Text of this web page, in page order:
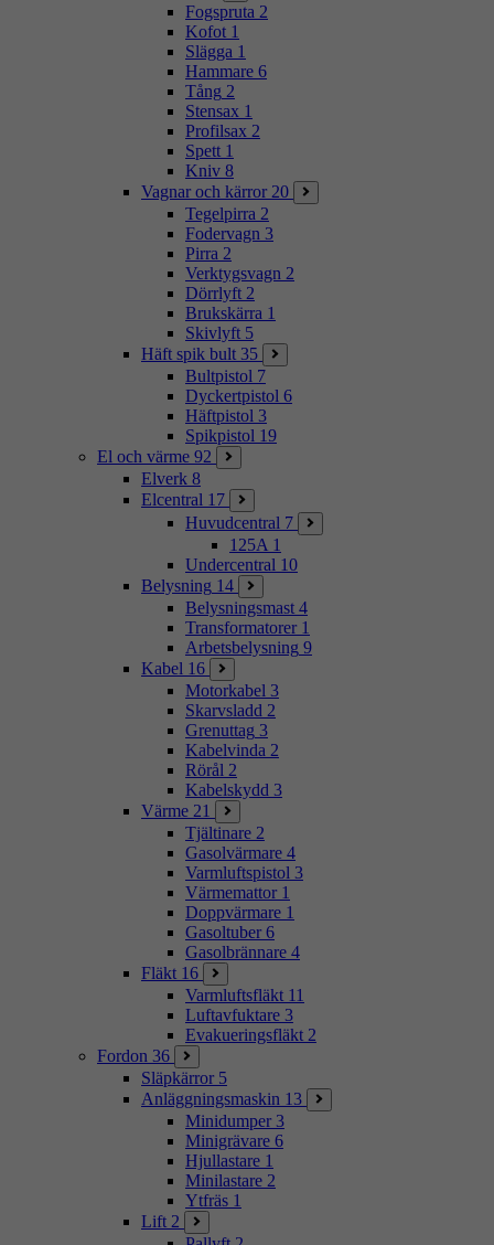
Fogspruta 2
Kofot 1
Slägga 1
Hammare 6
Tång 2
Stensax 1
Profilsax 2
Spett 1
Kniv 8
Vagnar och kärror 20
Tegelpirra 2
Fodervagn 3
Pirra 2
Verktygsvagn 2
Dörrlyft 2
Brukskärra 1
Skivlyft 5
Häft spik bult 35
Bultpistol 7
Dyckertpistol 6
Häftpistol 3
Spikpistol 19
El och värme 92
Elverk 8
Elcentral 17
Huvudcentral 7
125A 1
Undercentral 10
Belysning 14
Belysningsmast 4
Transformatorer 1
Arbetsbelysning 9
Kabel 16
Motorkabel 3
Skarvsladd 2
Grenuttag 3
Kabelvinda 2
Rörål 2
Kabelskydd 3
Värme 21
Tjältinare 2
Gasolvärmare 4
Varmluftspistol 3
Värmemattor 1
Doppvärmare 1
Gasoltuber 6
Gasolbrännare 4
Fläkt 16
Varmluftsfläkt 11
Luftavfuktare 3
Evakueringsfläkt 2
Fordon 36
Släpkärror 5
Anläggningsmaskin 13
Minidumper 3
Minigrävare 6
Hjullastare 1
Minilastare 2
Ytfräs 1
Lift 2